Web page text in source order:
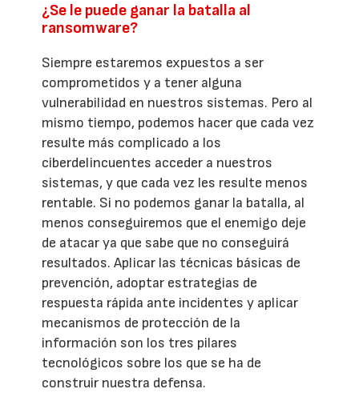
¿Se le puede ganar la batalla al
ransomware?
Siempre estaremos expuestos a ser
comprometidos y a tener alguna
vulnerabilidad en nuestros sistemas. Pero al
mismo tiempo, podemos hacer que cada vez
resulte más complicado a los
ciberdelincuentes acceder a nuestros
sistemas, y que cada vez les resulte menos
rentable. Si no podemos ganar la batalla, al
menos conseguiremos que el enemigo deje
de atacar ya que sabe que no conseguirá
resultados. Aplicar las técnicas básicas de
prevención, adoptar estrategias de
respuesta rápida ante incidentes y aplicar
mecanismos de protección de la
información son los tres pilares
tecnológicos sobre los que se ha de
construir nuestra defensa.